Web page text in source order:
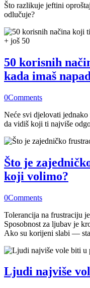
Što razlikuje jeftini
odlučuje?
50 korisnih
kada imaš
0Comments
Neće svi djelovati
da vidiš koji ti najviše
Što je
koji volimo?
0Comments
Tolerancija na frustraciju
Sposobnost za ljubav je
Ako su korijeni slabi —
Ljudi najviše